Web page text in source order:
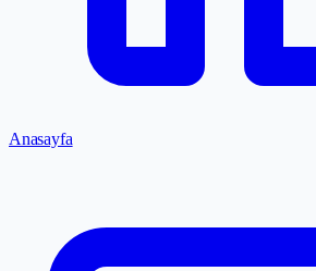
Anasayfa